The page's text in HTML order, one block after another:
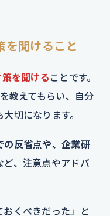
を聞けること
を聞ける ことです。
教えてもらい、自分
切になります。
の反省点や、企業研
ど、注意点やアドバ
おくべきだった」と